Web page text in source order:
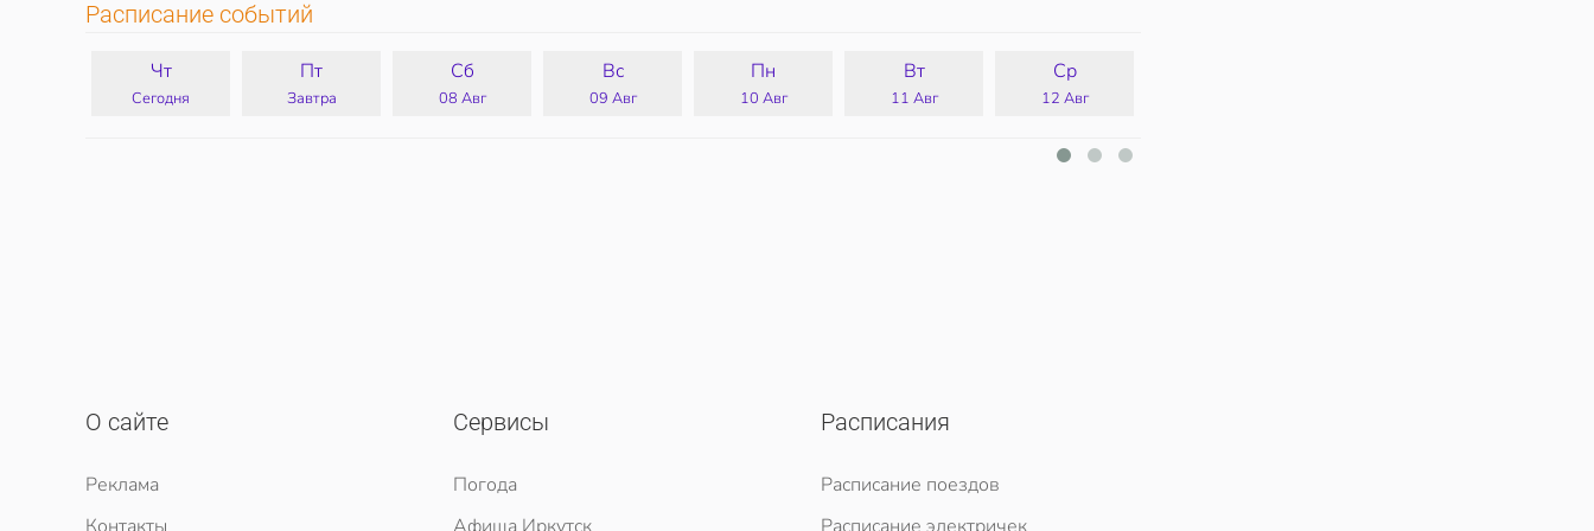
Расписание событий
Чт
Сегодня
Пт
Завтра
Сб
08 Авг
Вс
09 Авг
Пн
10 Авг
Вт
11 Авг
Ср
12 Авг
О сайте
Реклама
Сервисы
Погода
Расписания
Расписание поездов